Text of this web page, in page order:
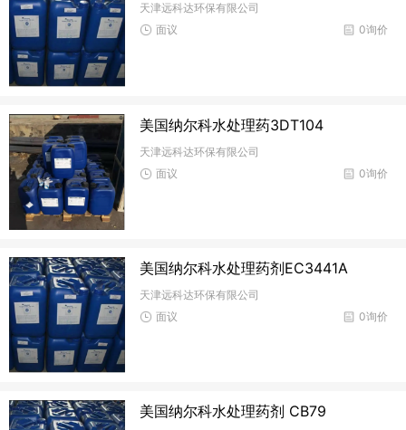
天津远科达环保有限公司
0询价
面议
美国纳尔科水处理药3DT104
天津远科达环保有限公司
0询价
面议
美国纳尔科水处理药剂EC3441A
天津远科达环保有限公司
0询价
面议
美国纳尔科水处理药剂 CB79